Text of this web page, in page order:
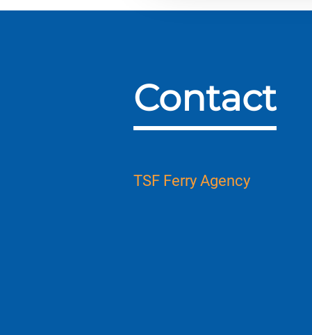
Contact
TSF Ferry Agency